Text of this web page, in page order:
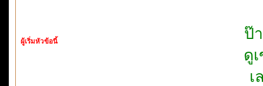
ผู้เริ่มหัวข้อนี้
ป๊
ดู
เ